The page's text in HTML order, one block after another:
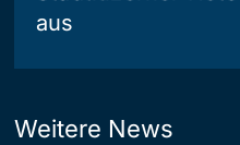
aus
Weitere News